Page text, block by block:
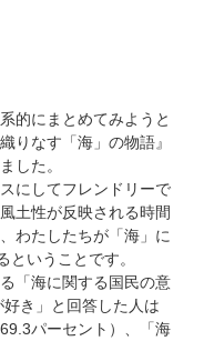
的にまとめてみようと
りなす「海」の物語』
した。
にしてフレンドリーで
土性が反映される時間
わたしたちが「海」に
ということです。
「海に関する国民の意
き」と回答した人は
パーセント）、「海